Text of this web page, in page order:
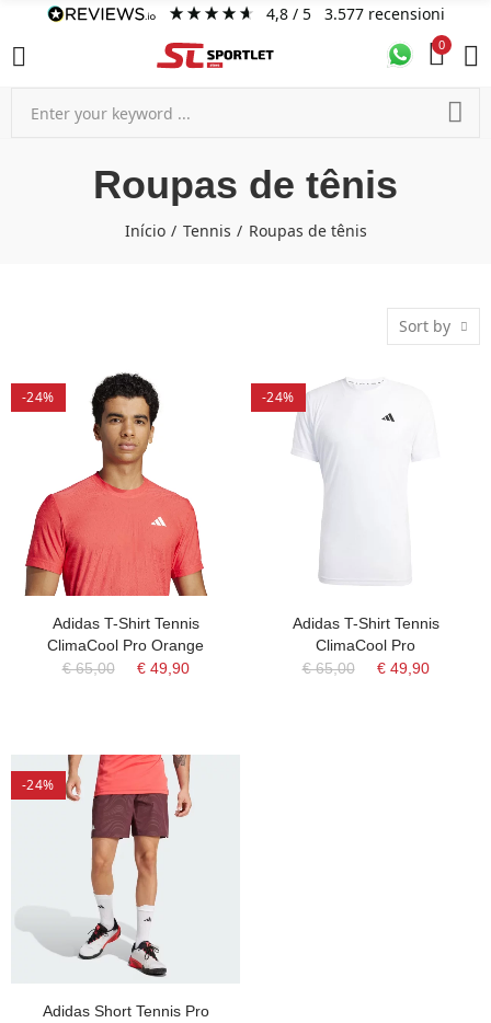
4,8/ 5 3.577 recensioni
0
Roupas de tênis
Início Tennis Roupas de tênis
Sort by
-24%
Adidas T-Shirt Tennis
ClimaCool Pro Orange
€ 65,00
€ 49,90
-24%
Adidas T-Shirt Tennis
ClimaCool Pro
€ 65,00
€ 49,90
-24%
Adidas Short Tennis Pro